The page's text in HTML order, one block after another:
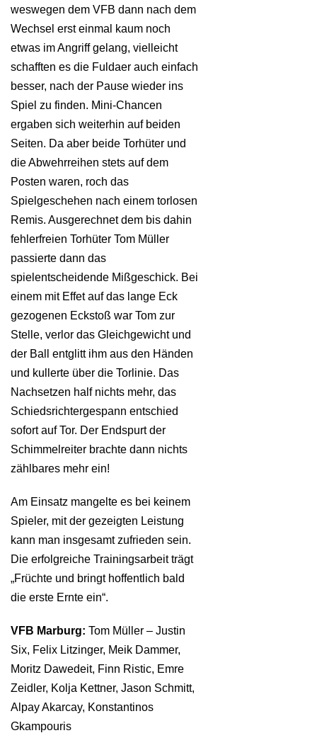
weswegen dem VFB dann nach dem
Wechsel erst einmal kaum noch
etwas im Angriff gelang, vielleicht
schafften es die Fuldaer auch einfach
besser, nach der Pause wieder ins
Spiel zu finden. Mini-Chancen
ergaben sich weiterhin auf beiden
Seiten. Da aber beide Torhüter und
die Abwehrreihen stets auf dem
Posten waren, roch das
Spielgeschehen nach einem torlosen
Remis. Ausgerechnet dem bis dahin
fehlerfreien Torhüter Tom Müller
passierte dann das
spielentscheidende Mißgeschick. Bei
einem mit Effet auf das lange Eck
gezogenen Eckstoß war Tom zur
Stelle, verlor das Gleichgewicht und
der Ball entglitt ihm aus den Händen
und kullerte über die Torlinie. Das
Nachsetzen half nichts mehr, das
Schiedsrichtergespann entschied
sofort auf Tor. Der Endspurt der
Schimmelreiter brachte dann nichts
zählbares mehr ein!
Am Einsatz mangelte es bei keinem
Spieler, mit der gezeigten Leistung
kann man insgesamt zufrieden sein.
Die erfolgreiche Trainingsarbeit trägt
„Früchte und bringt hoffentlich bald
die erste Ernte ein“.
VFB Marburg: Tom Müller – Justin
Six, Felix Litzinger, Meik Dammer,
Moritz Dawedeit, Finn Ristic, Emre
Zeidler, Kolja Kettner, Jason Schmitt,
Alpay Akarcay, Konstantinos
Gkampouris